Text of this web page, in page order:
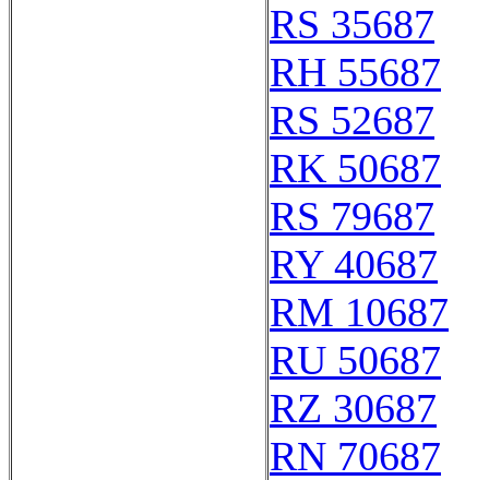
RS 35687
RH 55687
RS 52687
RK 50687
RS 79687
RY 40687
RM 10687
RU 50687
RZ 30687
RN 70687